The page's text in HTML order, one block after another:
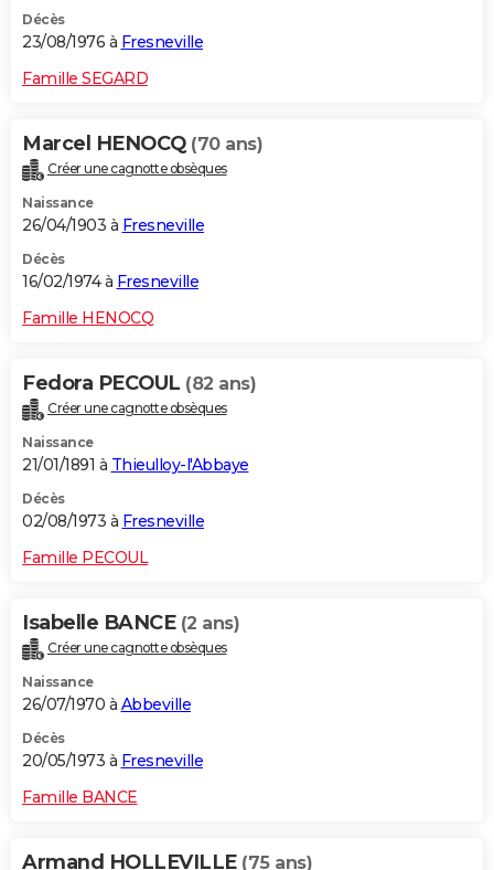
Décès
23/08/1976 à Fresneville
Famille SEGARD
Marcel HENOCQ (70 ans)
Créer une cagnotte obsèques
Naissance
26/04/1903 à Fresneville
Décès
16/02/1974 à Fresneville
Famille HENOCQ
Fedora PECOUL (82 ans)
Créer une cagnotte obsèques
Naissance
21/01/1891 à Thieulloy-l'Abbaye
Décès
02/08/1973 à Fresneville
Famille PECOUL
Isabelle BANCE (2 ans)
Créer une cagnotte obsèques
Naissance
26/07/1970 à Abbeville
Décès
20/05/1973 à Fresneville
Famille BANCE
Armand HOLLEVILLE (75 ans)